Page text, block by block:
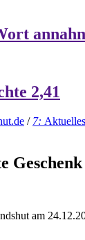
2,41
/ 7: Aktuelles
Geschenk
am